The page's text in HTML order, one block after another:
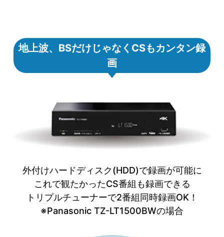
地上波、BSだけじゃなくCSもカンタン録
画
外付けハードディスク(HDD)で録画が可能に
これで観たかったCS番組も録画できる
トリプルチューナーで2番組同時録画OK！
※Panasonic TZ-LT1500BWの場合